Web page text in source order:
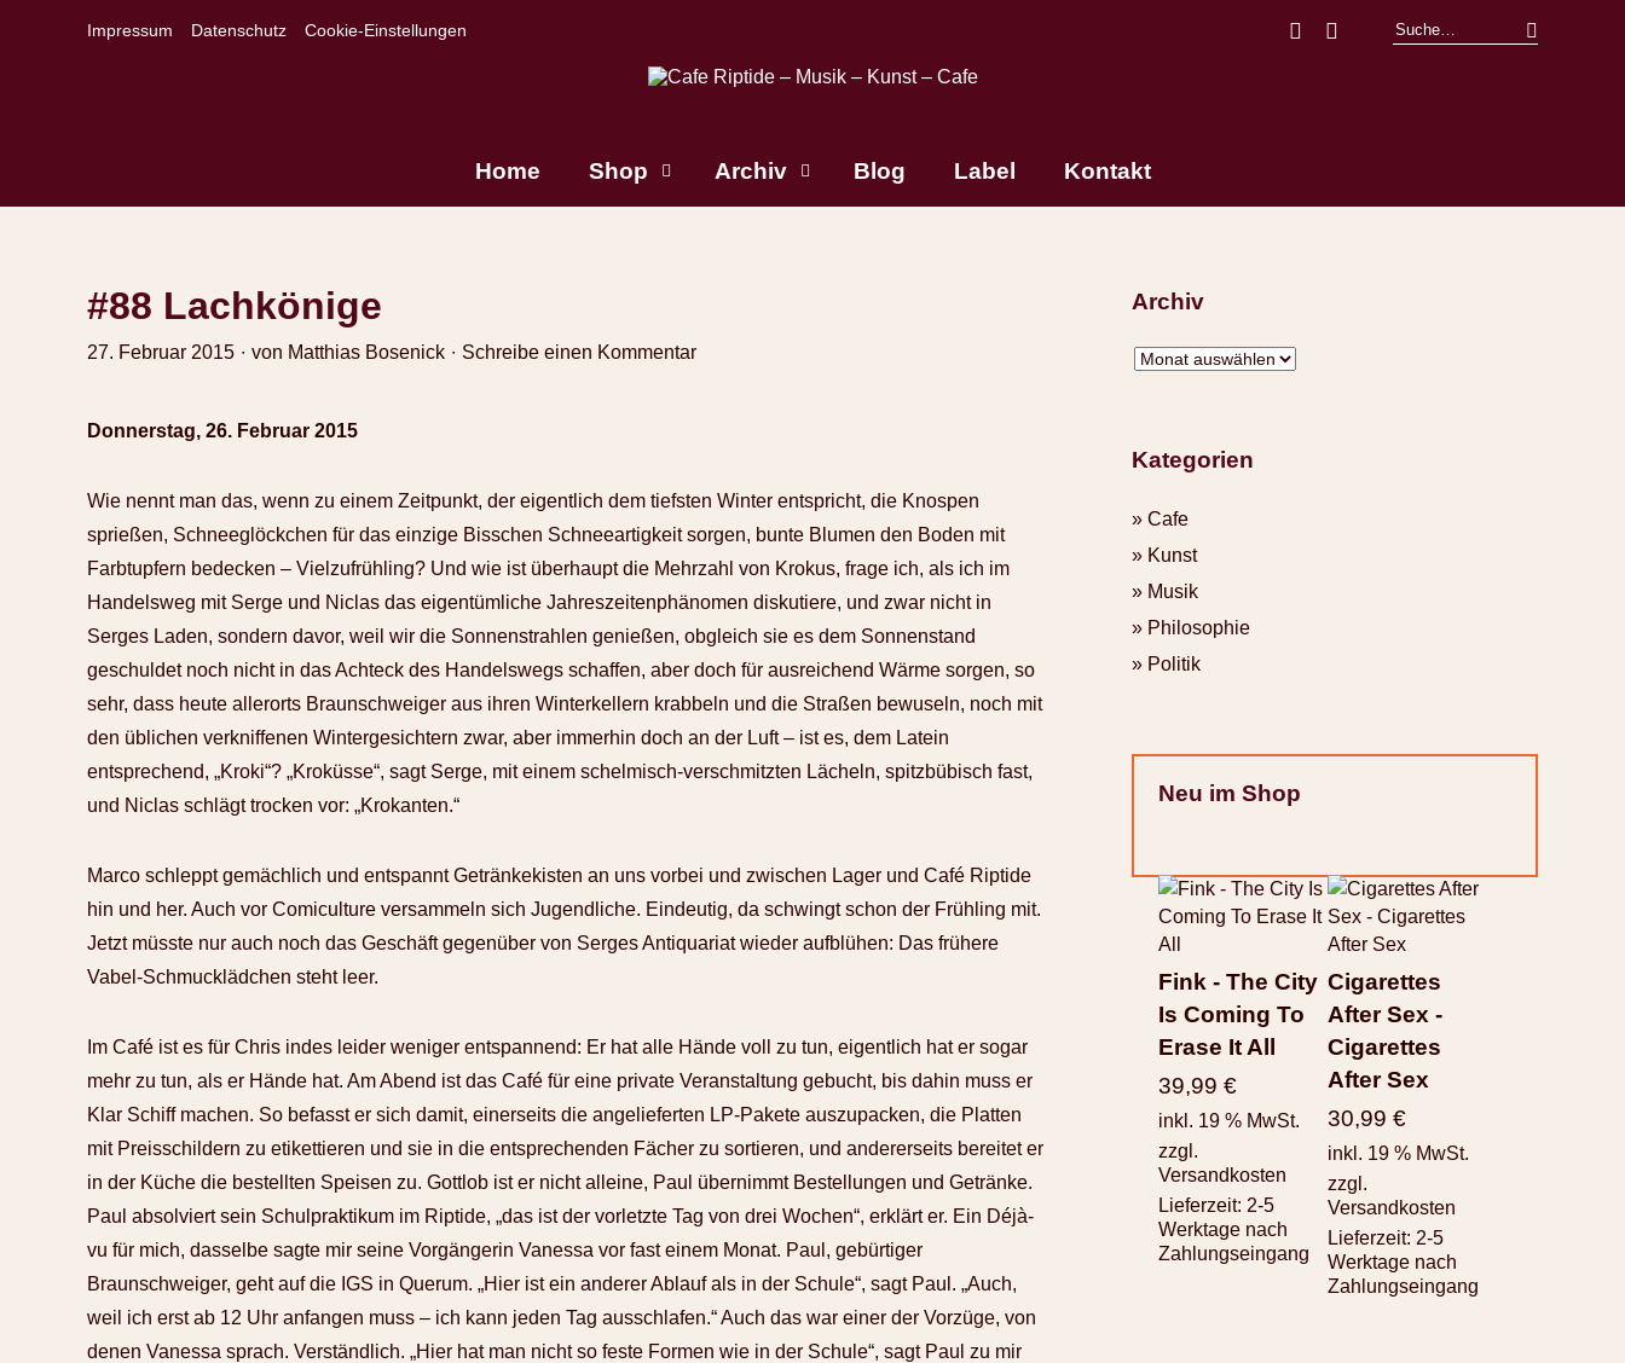
Home Shop Archiv Blog Label Kontakt
Impressum Datenschutz
Cookie-Einstellungen
#88 Lachkönige
27. Februar 2015 von Matthias Bosenick Schreibe einen Kommentar
Donnerstag, 26. Februar 2015
Wie nennt man das, wenn zu einem Zeitpunkt, der eigentlich dem tiefsten Winter entspricht, die Knospen
sprießen, Schneeglöckchen für das einzige Bisschen Schneeartigkeit sorgen, bunte Blumen den Boden mit
Farbtupfern bedecken – Vielzufrühling? Und wie ist überhaupt die Mehrzahl von Krokus, frage ich, als ich im
Handelsweg mit Serge und Niclas das eigentümliche Jahreszeitenphänomen diskutiere, und zwar nicht in
Serges Laden, sondern davor, weil wir die Sonnenstrahlen genießen, obgleich sie es dem Sonnenstand
geschuldet noch nicht in das Achteck des Handelswegs schaffen, aber doch für ausreichend Wärme sorgen, so
sehr, dass heute allerorts Braunschweiger aus ihren Winterkellern krabbeln und die Straßen bewuseln, noch mit
den üblichen verkniffenen Wintergesichtern zwar, aber immerhin doch an der Luft – ist es, dem Latein
entsprechend, „Kroki“? „Kroküsse“, sagt Serge, mit einem schelmisch-verschmitzten Lächeln, spitzbübisch fast,
und Niclas schlägt trocken vor: „Krokanten.“
Marco schleppt gemächlich und entspannt Getränkekisten an uns vorbei und zwischen Lager und Café Riptide
hin und her. Auch vor Comiculture versammeln sich Jugendliche. Eindeutig, da schwingt schon der Frühling mit.
Jetzt müsste nur auch noch das Geschäft gegenüber von Serges Antiquariat wieder aufblühen: Das frühere
Vabel-Schmucklädchen steht leer.
Im Café ist es für Chris indes leider weniger entspannend: Er hat alle Hände voll zu tun, eigentlich hat er sogar
mehr zu tun, als er Hände hat. Am Abend ist das Café für eine private Veranstaltung gebucht, bis dahin muss er
Klar Schiff machen. So befasst er sich damit, einerseits die angelieferten LP-Pakete auszupacken, die Platten
mit Preisschildern zu etikettieren und sie in die entsprechenden Fächer zu sortieren, und andererseits bereitet er
in der Küche die bestellten Speisen zu. Gottlob ist er nicht alleine, Paul übernimmt Bestellungen und Getränke.
Paul absolviert sein Schulpraktikum im Riptide, „das ist der vorletzte Tag von drei Wochen“, erklärt er. Ein Déjà-
vu für mich, dasselbe sagte mir seine Vorgängerin Vanessa vor fast einem Monat. Paul, gebürtiger
Braunschweiger, geht auf die IGS in Querum. „Hier ist ein anderer Ablauf als in der Schule“, sagt Paul. „Auch,
weil ich erst ab 12 Uhr anfangen muss – ich kann jeden Tag ausschlafen.“ Auch das war einer der Vorzüge, von
denen Vanessa sprach. Verständlich. „Hier hat man nicht so feste Formen wie in der Schule“, sagt Paul zu mir
Archiv
Kategorien
Cafe
Kunst
Musik
Philosophie
Politik
Neu im Shop
Fink - The City
Is Coming To
Erase It All
39,99 €
inkl. 19 % MwSt.
zzgl.
Versandkosten
Lieferzeit: 2-5
Werktage nach
Zahlungseingang
Cigarettes
After Sex -
Cigarettes
After Sex
30,99€
inkl. 19 % MwSt.
zzgl.
Versandkosten
Lieferzeit: 2-5
Werktage nach
Zahlungseingang